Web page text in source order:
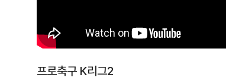
프로축구 K리그2